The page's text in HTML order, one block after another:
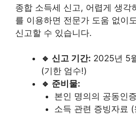
종합 소득세 신고, 어렵게 생각
를 이용하면 전문가 도움 없이
신고할 수 있습니다.
🔹 신고 기간: 2025년 5
(기한 엄수!)
🔹 준비물:
본인 명의의 공동인
소득 관련 증빙자료